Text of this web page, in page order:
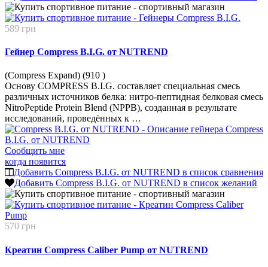
589 грн
Гейнер Compress B.I.G. от NUTREND
(Compress Expand) (910 )
Основу COMPRESS B.I.G. составляет специальная смесь
различных источников белка: нитро-пептидная белковая смесь
NitroPeptide Protein Blend (NPPB), созданная в результате
исследований, проведённых к …
Сообщить мне
когда появится
Добавить Compress B.I.G. от NUTREND в список сравнения
Добавить Compress B.I.G. от NUTREND в список желаний
570 грн
Креатин Compress Caliber Pump от NUTREND